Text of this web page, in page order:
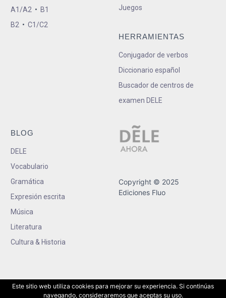
A1/A2 • B1
B2 • C1/C2
Juegos
HERRAMIENTAS
Conjugador de verbos
Diccionario español
Buscador de centros de
examen DELE
BLOG
DELE
Vocabulario
Gramática
Expresión escrita
Música
Literatura
Cultura & Historia
Copyright © 2025
Ediciones Fluo
Este sitio web utiliza cookies para mejorar su experiencia. Si continúas
navegando, consideraremos que aceptas su uso.